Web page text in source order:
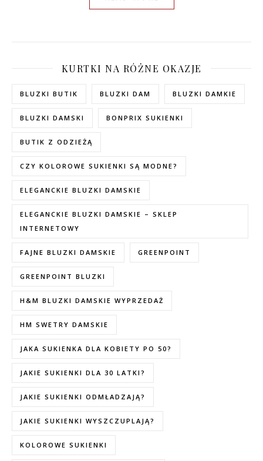
KURTKI NA RÓŻNE OKAZJE
BLUZKI BUTIK BLUZKI DAM BLUZKI DAMKIE
BLUZKI DAMSKI BONPRIX SUKIENKI
BUTIK Z ODZIEŻĄ
CZY KOLOROWE SUKIENKI SĄ MODNE?
ELEGANCKIE BLUZKI DAMSKIE
ELEGANCKIE BLUZKI DAMSKIE – SKLEP
INTERNETOWY
FAJNE BLUZKI DAMSKIE GREENPOINT
GREENPOINT BLUZKI
H&M BLUZKI DAMSKIE WYPRZEDAŻ
HM SWETRY DAMSKIE
JAKA SUKIENKA DLA KOBIETY PO 50?
JAKIE SUKIENKI DLA 30 LATKI?
JAKIE SUKIENKI ODMŁADZAJĄ?
JAKIE SUKIENKI WYSZCZUPLAJĄ?
KOLOROWE SUKIENKI